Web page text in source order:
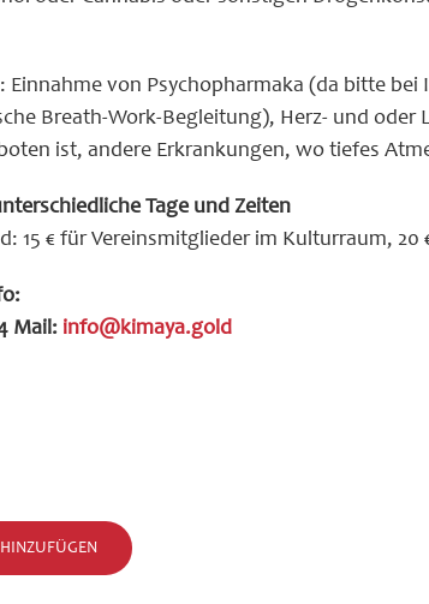
von Psychopharmaka (da bitte bei
Breath-Work-Begleitung), Herz- und oder
ist, andere Erkrankungen, wo tiefes
Tage und Zeiten
15 € für Vereinsmitglieder im Kulturraum,
Mail: info@kimaya.gold